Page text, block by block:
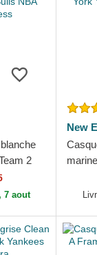
2
Bulls
7 aout
New
York